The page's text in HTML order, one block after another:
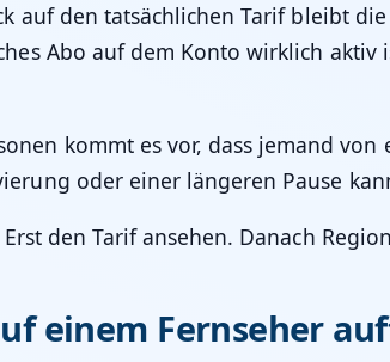
auf den tatsächlichen Tarif bleibt
Abo auf dem Konto wirklich
kommt es vor, dass jemand
oder einer längeren Pause
den Tarif ansehen. Danach
einem Fernseher